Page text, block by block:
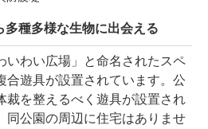
多種多様な生物に出会える
いわい広場」と命名されたスペ
合遊具が設置されています。公
裁を整えるべく遊具が設置され
同公園の周辺に住宅はありませ